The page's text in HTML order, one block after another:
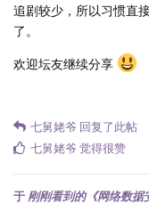
追剧较少，所以习惯直
了。
欢迎坛友继续分享
七舅姥爷 回复了此帖
七舅姥爷 觉得很赞
于 刚刚看到的《网络数据